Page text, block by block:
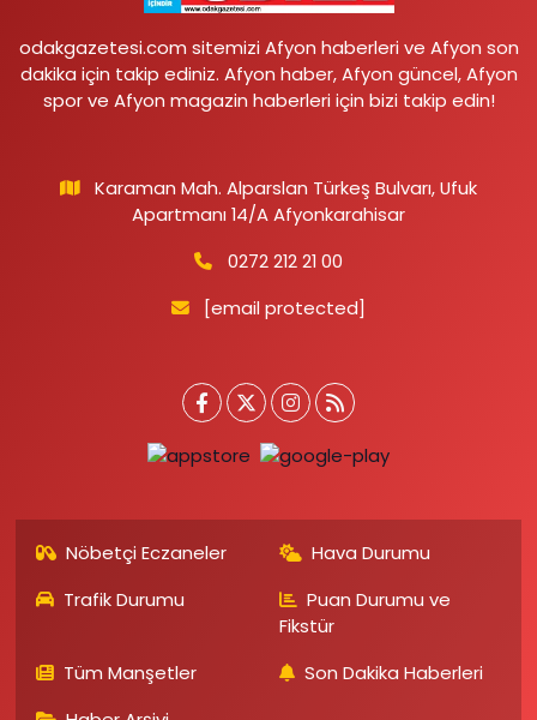
odakgazetesi.com sitemizi Afyon haberleri ve Afyon son
dakika için takip ediniz. Afyon haber, Afyon güncel, Afyon
spor ve Afyon magazin haberleri için bizi takip edin!
Karaman Mah. Alparslan Türkeş Bulvarı, Ufuk
Apartmanı 14/A Afyonkarahisar
0272 212 21 00
[email protected]
Nöbetçi Eczaneler
Hava Durumu
Trafik Durumu
Puan Durumu ve
Fikstür
Tüm Manşetler
Son Dakika Haberleri